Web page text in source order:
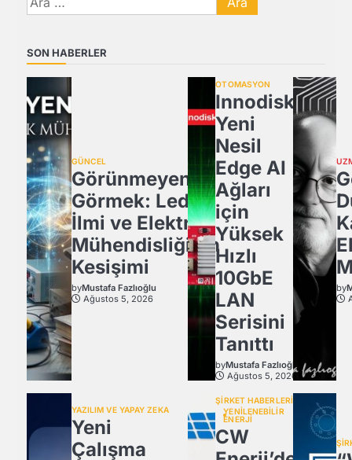
SON HABERLER
GÜNCEL
Görünmeyeni
Görmek: Ledün
İlmi ve Elektrik
Mühendisliğinin
Kesişimi
byMustafa Fazlıoğlu
Ağustos 5, 2026
OTOMASYON
Innodisk,
Yeni
Nesil
Edge AI
Ağları
için
Yüksek
Hızlı
10GbE
LAN
Serisini
Tanıttı
byMustafa Fazlıoğlu
Ağustos 5, 2026
by
YAZILIM VE YAPAY ZEKA
Yeni
Çalışma
ŞİRKET HABERLERİ
YENİLENEBİLİR
ENERJİ
CW